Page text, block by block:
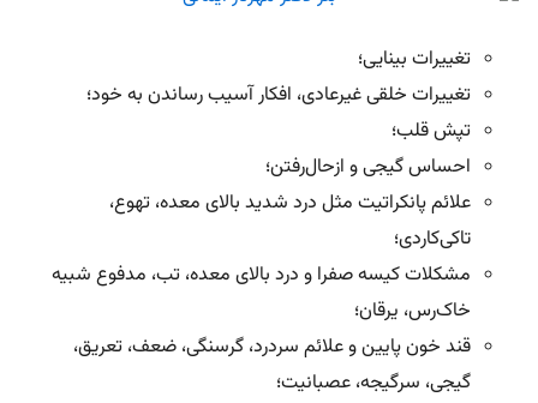
تغییرات بینایی؛
تغییرات خلقی غیرعادی، افکار آسیب رساندن به خود؛
تپش قلب؛
احساس گیجی و از‌حال‌رفتن؛
علائم پانکراتیت مثل درد شدید بالای معده، تهوع،
تاکی‌کاردی؛
مشکلات کیسه صفرا و درد بالای معده، تب، مدفوع شبیه
خاک‌رس، یرقان؛
قند خون پایین و علائم سردرد، گرسنگی، ضعف، تعریق،
گیجی، سرگیجه، عصبانیت؛